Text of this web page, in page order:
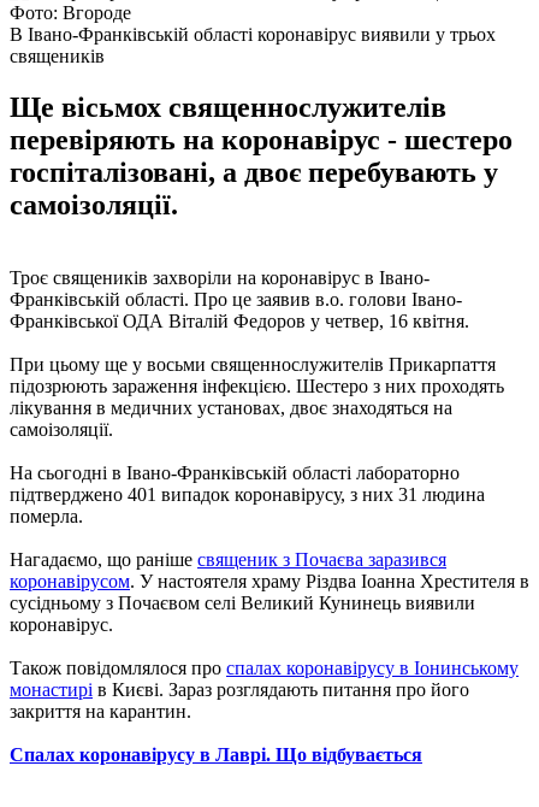
Фото: Вгороде
В Івано-Франківській області коронавірус виявили у трьох
священиків
Ще вісьмох священнослужителів
перевіряють на коронавірус - шестеро
госпіталізовані, а двоє перебувають у
самоізоляції.
Троє священиків захворіли на коронавірус в Івано-
Франківській області. Про це заявив в.о. голови Івано-
Франківської ОДА Віталій Федоров у четвер, 16 квітня.
При цьому ще у восьми священнослужителів Прикарпаття
підозрюють зараження інфекцією. Шестеро з них проходять
лікування в медичних установах, двоє знаходяться на
самоізоляції.
На сьогодні в Івано-Франківській області лабораторно
підтверджено 401 випадок коронавірусу, з них 31 людина
померла.
Нагадаємо, що раніше священик з Почаєва заразився
коронавірусом. У настоятеля храму Різдва Іоанна Хрестителя в
сусідньому з Почаєвом селі Великий Кунинець виявили
коронавірус.
Також повідомлялося про спалах коронавірусу в Іонинському
монастирі в Києві. Зараз розглядають питання про його
закриття на карантин.
Спалах коронавірусу в Лаврі. Що відбувається